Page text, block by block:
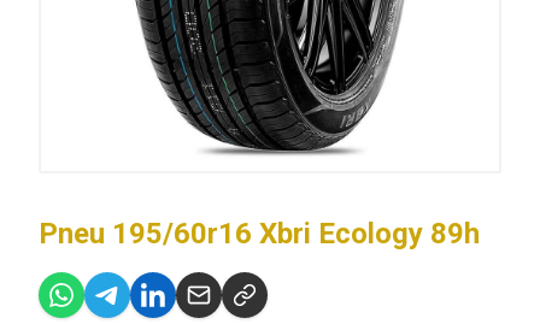
Pneu 195/60r16 Xbri Ecology 89h